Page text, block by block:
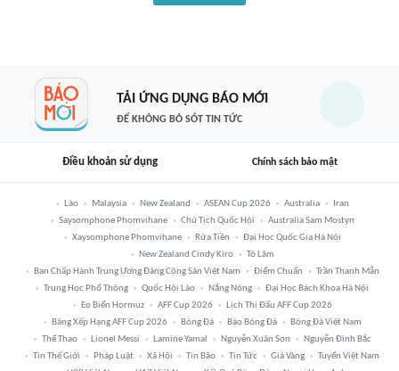
TẢI ỨNG DỤNG BÁO MỚI
ĐỂ KHÔNG BỎ SÓT TIN TỨC
Điều khoản sử dụng Chính sách bảo mật
Lào Malaysia New Zealand ASEAN Cup 2026 Australia
Iran
Saysomphone Phomvihane
Chủ Tịch Quốc Hội
Australia Sam Mostyn
Xaysomphone Phomvihane
Rửa Tiền
Đại Học Quốc Gia Hà Nội
New Zealand Cindy Kiro
Tô Lâm
Ban Chấp Hành Trung Ương Đảng Cộng Sản Việt Nam
Điểm Chuẩn
Trần Thanh Mẫn
Trung Học Phổ Thông
Quốc Hội Lào Nắng Nóng
Đại Học Bách Khoa Hà Nội
Eo Biển Hormuz
AFF Cup 2026
Lịch Thi Đấu AFF Cup 2026
Bảng Xếp Hạng AFF Cup 2026
Bóng Đá Báo Bóng Đá
Bóng Đá Việt Nam
Thể Thao
Lionel Messi Lamine Yamal Nguyễn Xuân Son
Nguyễn Đình Bắc
Tin Thế Giới
Pháp Luật Xã Hội Tin Bão Tin Tức Giá Vàng
Tuyển Việt Nam